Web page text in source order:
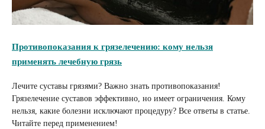
Противопоказания к грязелечению: кому нельзя
применять лечебную грязь
Лечите суставы грязями? Важно знать противопоказания!
Грязелечение суставов эффективно, но имеет ограничения. Кому
нельзя, какие болезни исключают процедуру? Все ответы в статье.
Читайте перед применением!